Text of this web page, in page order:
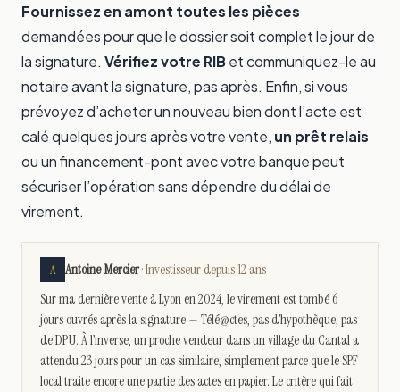
Fournissez en amont toutes les pièces
demandées pour que le dossier soit complet le jour de
la signature. Vérifiez votre RIBet communiquez-le au
notaire avant la signature, pas après. Enfin, si vous
prévoyez d’acheter un nouveau bien dont l’acte est
calé quelques jours après votre vente, un prêt relais
ou un financement-pont avec votre banque peut
sécuriser l’opération sans dépendre du délai de
virement.
A Antoine Mercier· Investisseur depuis 12 ans
Sur ma dernière vente à Lyon en 2024, le virement est tombé 6
jours ouvrés après la signature — Télé@ctes, pas d’hypothèque, pas
de DPU. À l’inverse, un proche vendeur dans un village du Cantal a
attendu 23 jours pour un cas similaire, simplement parce que le SPF
local traite encore une partie des actes en papier. Le critère qui fait